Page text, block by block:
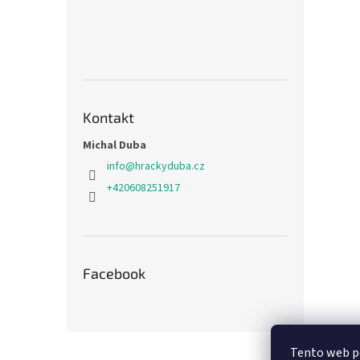
Tento web
Kontakt
Michal Duba
info@hrackyduba.cz
+420608251917
Facebook